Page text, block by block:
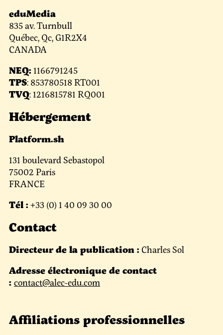
eduMedia
835 av. Turnbull
Québec, Qc, G1R2X4
CANADA
NEQ: 1166791245
TPS: 853780518 RT001
TVQ: 1216815781 RQ001
Hébergement
Platform.sh
131 boulevard Sebastopol
75002 Paris
FRANCE
Tél :+33 (0) 1 40 09 30 00
Contact
Directeur de la publication : Charles Sol
Adresse électronique de contact
: contact@alec-edu.com
Affiliations professionnelles